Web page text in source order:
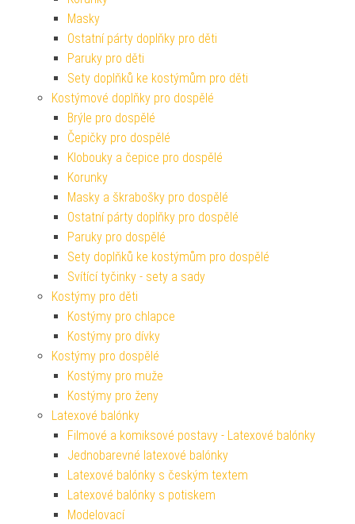
Masky
Ostatní párty doplňky pro děti
Paruky pro děti
Sety doplňků ke kostýmům pro děti
Kostýmové doplňky pro dospělé
Brýle pro dospělé
Čepičky pro dospělé
Klobouky a čepice pro dospělé
Korunky
Masky a škrabošky pro dospělé
Ostatní párty doplňky pro dospělé
Paruky pro dospělé
Sety doplňků ke kostýmům pro dospělé
Svítící tyčinky - sety a sady
Kostýmy pro děti
Kostýmy pro chlapce
Kostýmy pro dívky
Kostýmy pro dospělé
Kostýmy pro muže
Kostýmy pro ženy
Latexové balónky
Filmové a komiksové postavy - Latexové balónky
Jednobarevné latexové balónky
Latexové balónky s českým textem
Latexové balónky s potiskem
Modelovací